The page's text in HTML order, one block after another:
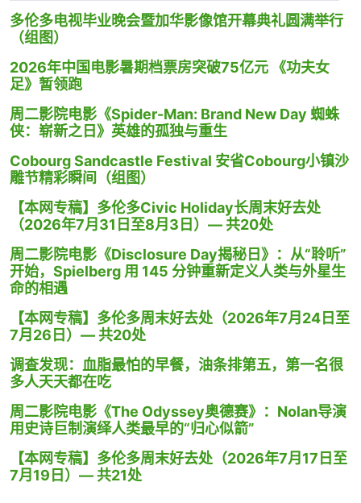
多伦多电视毕业晚会暨加华影像馆开幕典礼圆满举行
（组图）
2026年中国电影暑期档票房突破75亿元 《功夫女
足》暂领跑
周二影院电影《Spider-Man: Brand New Day 蜘蛛
侠：崭新之日》英雄的孤独与重生
Cobourg Sandcastle Festival 安省Cobourg小镇沙
雕节精彩瞬间（组图）
【本网专稿】多伦多Civic Holiday长周末好去处
（2026年7月31日至8月3日）— 共20处
周二影院电影《Disclosure Day揭秘日》：从“聆听”
开始，Spielberg 用 145 分钟重新定义人类与外星生
命的相遇
【本网专稿】多伦多周末好去处（2026年7月24日至
7月26日）— 共20处
调查发现：血脂最怕的早餐，油条排第五，第一名很
多人天天都在吃
周二影院电影《The Odyssey奥德赛》：Nolan导演
用史诗巨制演绎人类最早的“归心似箭”
【本网专稿】多伦多周末好去处（2026年7月17日至
7月19日）— 共21处